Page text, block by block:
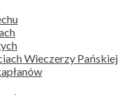
Wieczerzy Pańskiej